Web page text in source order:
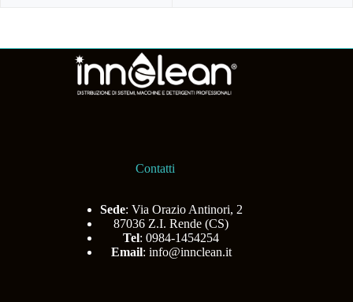
Contatti
Sede: Via Orazio Antinori, 2
87036 Z.I. Rende (CS)
Tel: 0984-1454254
Email: info@innclean.it